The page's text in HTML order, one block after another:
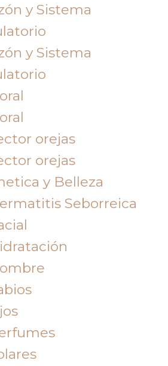
y Sistema
y Sistema
orejas
orejas
y Belleza
Seborreica